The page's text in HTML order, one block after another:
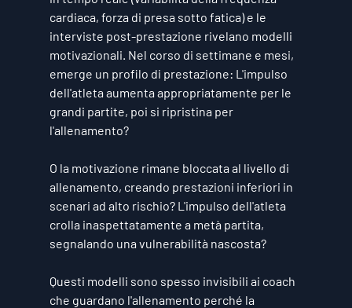
cardiaca, forza di presa sotto fatica) e le
interviste post-prestazione rivelano modelli
motivazionali. Nel corso di settimane e mesi,
emerge un profilo di prestazione: L'impulso
dell'atleta aumenta appropriatamente per le
grandi partite, poi si ripristina per
l'allenamento?
O la motivazione rimane bloccata al livello di
allenamento, creando prestazioni inferiori in
scenari ad alto rischio? L'impulso dell'atleta
crolla inaspettatamente a metà partita,
segnalando una vulnerabilità nascosta?
Questi modelli sono spesso invisibili ai coach
che guardano l'allenamento perché la